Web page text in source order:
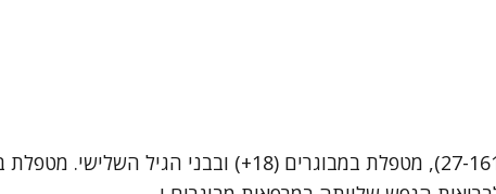
שמי גל רגב שורץ, פסיכולוגית לאחר התמחות קלינית (מ.ר 27-